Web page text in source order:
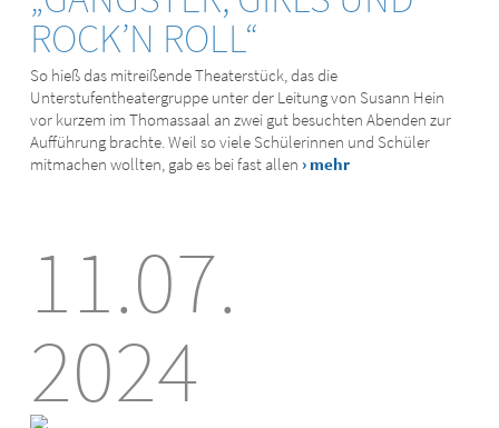
ROCK’N ROLL“
So hieß das mitreißende Theaterstück, das die
Unterstufentheatergruppe unter der Leitung von Susann Hein
vor kurzem im Thomassaal an zwei gut besuchten Abenden zur
Aufführung brachte. Weil so viele Schülerinnen und Schüler
mitmachen wollten, gab es bei fast allen › mehr
11.07.
2024